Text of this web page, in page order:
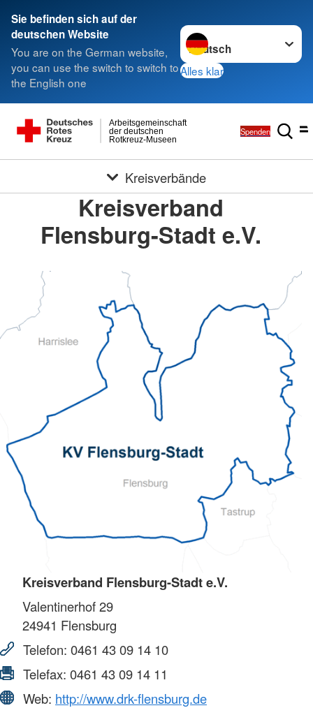
Sie befinden sich auf der
deutschen Website
You are on the German website,
you can use the switch to switch to
the English one
Sprache wechseln zu
Alles klar
Rotkreuz-Museen
der deutschen
Arbeitsgemeinschaft
Spenden
Kreisverbände
Kreisverband
Flensburg-Stadt e.V.
Kreisverband Flensburg-Stadt e.V.
Valentinerhof 29
24941 Flensburg
Telefon: 0461 43 09 14 10
Telefax: 0461 43 09 14 11
Web: http://www.drk-flensburg.de